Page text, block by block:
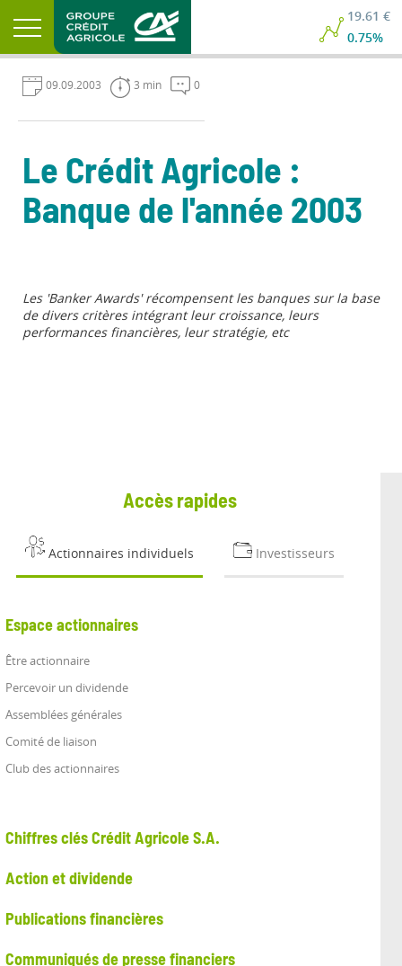
19.61 €
0.75%
09.09.2003 3 min 0
Le Crédit Agricole :
Banque de l'année 2003
Les 'Banker Awards' récompensent les banques sur la base
de divers critères intégrant leur croissance, leurs
performances financières, leur stratégie, etc
Accès rapides
Actionnaires individuels Investisseurs
Espace actionnaires
Être actionnaire
Percevoir un dividende
Assemblées générales
Comité de liaison
Club des actionnaires
Chiffres clés Crédit Agricole S.A.
Action et dividende
Publications financières
Communiqués de presse financiers